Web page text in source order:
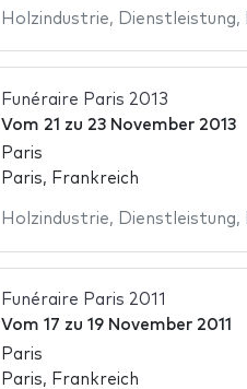
Holzindustrie, Dienstleistung,
Funéraire Paris 2013
Vom 21 zu 23 November 2013
Paris
Paris, Frankreich
Holzindustrie, Dienstleistung,
Funéraire Paris 2011
Vom 17 zu 19 November 2011
Paris
Paris, Frankreich